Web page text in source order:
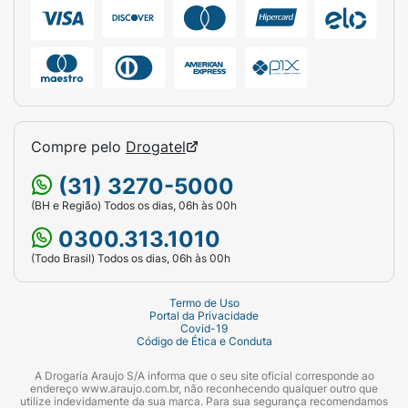
Modo de conservação:
luz direta e da umidade, para garantir que o
sabor.Após aberto, é recomendado fechar
em um recipiente bem vedado para preservar
a textura e frescor.
Compre pelo Drogatel
(31) 3270-5000
(BH e Região) Todos os dias, 06h às 00h
0300.313.1010
(Todo Brasil) Todos os dias, 06h às 00h
Termo de Uso
Portal da Privacidade
Covid-19
Código de Ética e Conduta
A Drogaria Araujo S/A informa que o seu site oficial corresponde ao
endereço www.araujo.com.br, não reconhecendo qualquer outro que
utilize indevidamente da sua marca. Para sua segurança recomendamos